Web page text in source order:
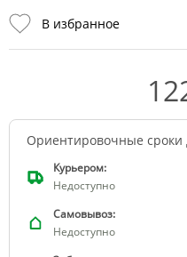
В избранное
Ориентировочные сроки
Курьером:
Недоступно
Самовывоз:
Недоступно